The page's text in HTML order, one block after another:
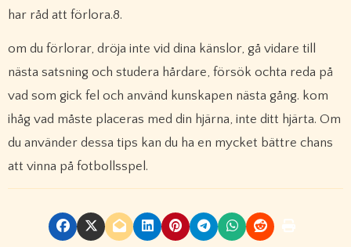
har råd att förlora.8.
om du förlorar, dröja inte vid dina känslor, gå vidare till
nästa satsning och studera hårdare, försök ochta reda på
vad som gick fel och använd kunskapen nästa gång. kom
ihåg vad måste placeras med din hjärna, inte ditt hjärta. Om
du använder dessa tips kan du ha en mycket bättre chans
att vinna på fotbollsspel.